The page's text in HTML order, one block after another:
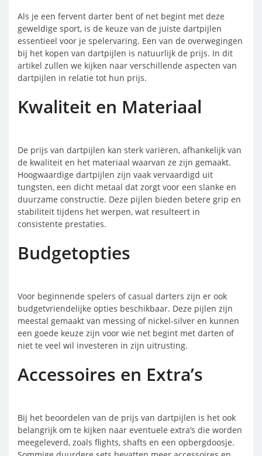
Als je een fervent darter bent of net begint met deze
geweldige sport, is de keuze van de juiste dartpijlen
essentieel voor je spelervaring. Een van de overwegingen
bij het kopen van dartpijlen is natuurlijk de prijs. In dit
artikel zullen we kijken naar verschillende aspecten van
dartpijlen in relatie tot hun prijs.
Kwaliteit en Materiaal
De prijs van dartpijlen kan sterk variëren, afhankelijk van
de kwaliteit en het materiaal waarvan ze zijn gemaakt.
Hoogwaardige dartpijlen zijn vaak vervaardigd uit
tungsten, een dicht metaal dat zorgt voor een slanke en
duurzame constructie. Deze pijlen bieden betere grip en
stabiliteit tijdens het werpen, wat resulteert in
consistente prestaties.
Budgetopties
Voor beginnende spelers of casual darters zijn er ook
budgetvriendelijke opties beschikbaar. Deze pijlen zijn
meestal gemaakt van messing of nickel-silver en kunnen
een goede keuze zijn voor wie net begint met darten of
niet te veel wil investeren in zijn uitrusting.
Accessoires en Extra’s
Bij het beoordelen van de prijs van dartpijlen is het ook
belangrijk om te kijken naar eventuele extra’s die worden
meegeleverd, zoals flights, shafts en een opbergdoosje.